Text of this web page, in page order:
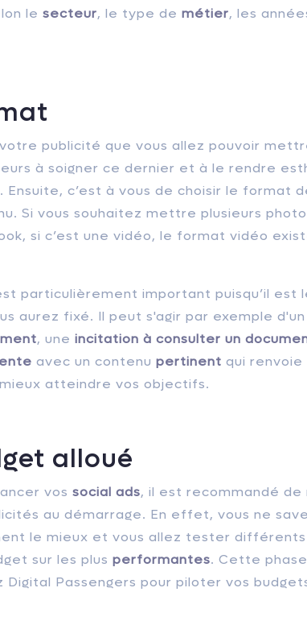
le secteur, le type de métier, les
publicité que vous allez pouvoir
à soigner ce dernier et à le rendre
c’est à vous de choisir le format
Si vous souhaitez mettre plusieurs
si c’est une vidéo, le format vidéo
particulièrement important puisqu’il est
aurez fixé. Il peut s'agir par exemple d'un
, une incitation à consulter un
avec un contenu pertinent qui renvoie
atteindre vos objectifs.
alloué
vos social ads, il est recommandé de
au démarrage. En effet, vous ne
le mieux et vous allez tester
sur les plus performantes. Cette phase
Passengers pour piloter vos